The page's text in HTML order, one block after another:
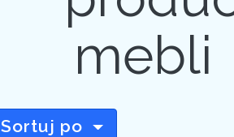
mebli
Sortuj po